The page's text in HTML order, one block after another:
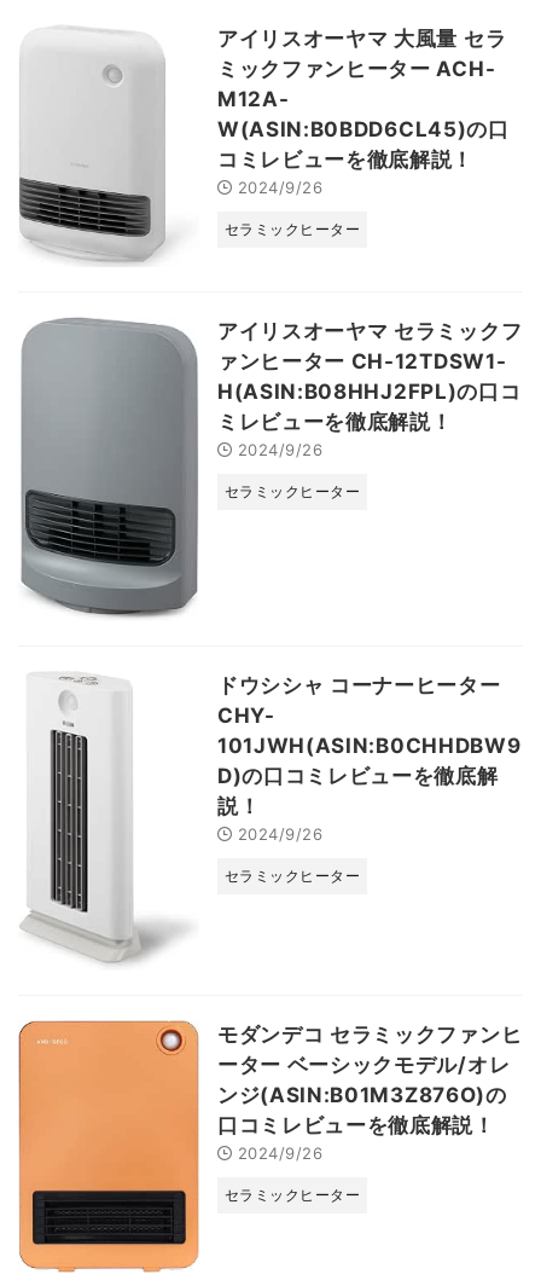
アイリスオーヤマ 大風量 セラ
ミックファンヒーター ACH-
M12A-
W(ASIN:B0BDD6CL45)の口
コミレビューを徹底解説！
2024/9/26
セラミックヒーター
アイリスオーヤマ セラミックフ
ァンヒーター CH-12TDSW1-
H(ASIN:B08HHJ2FPL)の口コ
ミレビューを徹底解説！
2024/9/26
セラミックヒーター
ドウシシャ コーナーヒーター
CHY-
101JWH(ASIN:B0CHHDBW9
D)の口コミレビューを徹底解
説！
2024/9/26
セラミックヒーター
モダンデコ セラミックファンヒ
ーター ベーシックモデル/オレ
ンジ(ASIN:B01M3Z876O)の
口コミレビューを徹底解説！
2024/9/26
セラミックヒーター